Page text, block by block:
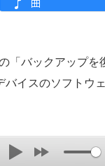
「バックアップ
バイスのソフトウ